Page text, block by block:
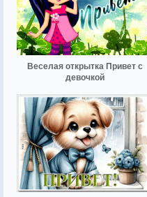
Веселая открытка Привет с
девочкой